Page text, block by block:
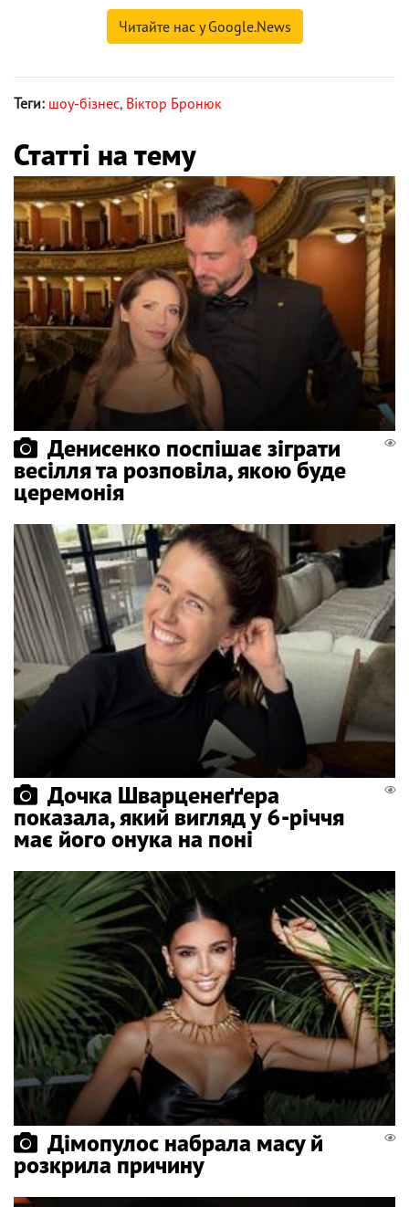
Читайте нас у Google.News
Теги: шоу-бізнес, Віктор Бронюк
Статті на тему
Денисенко поспішає зіграти
весілля та розповіла, якою буде
церемонія
Дочка Шварценеґґера
показала, який вигляд у 6-річчя
має його онука на поні
Дімопулос набрала масу й
розкрила причину